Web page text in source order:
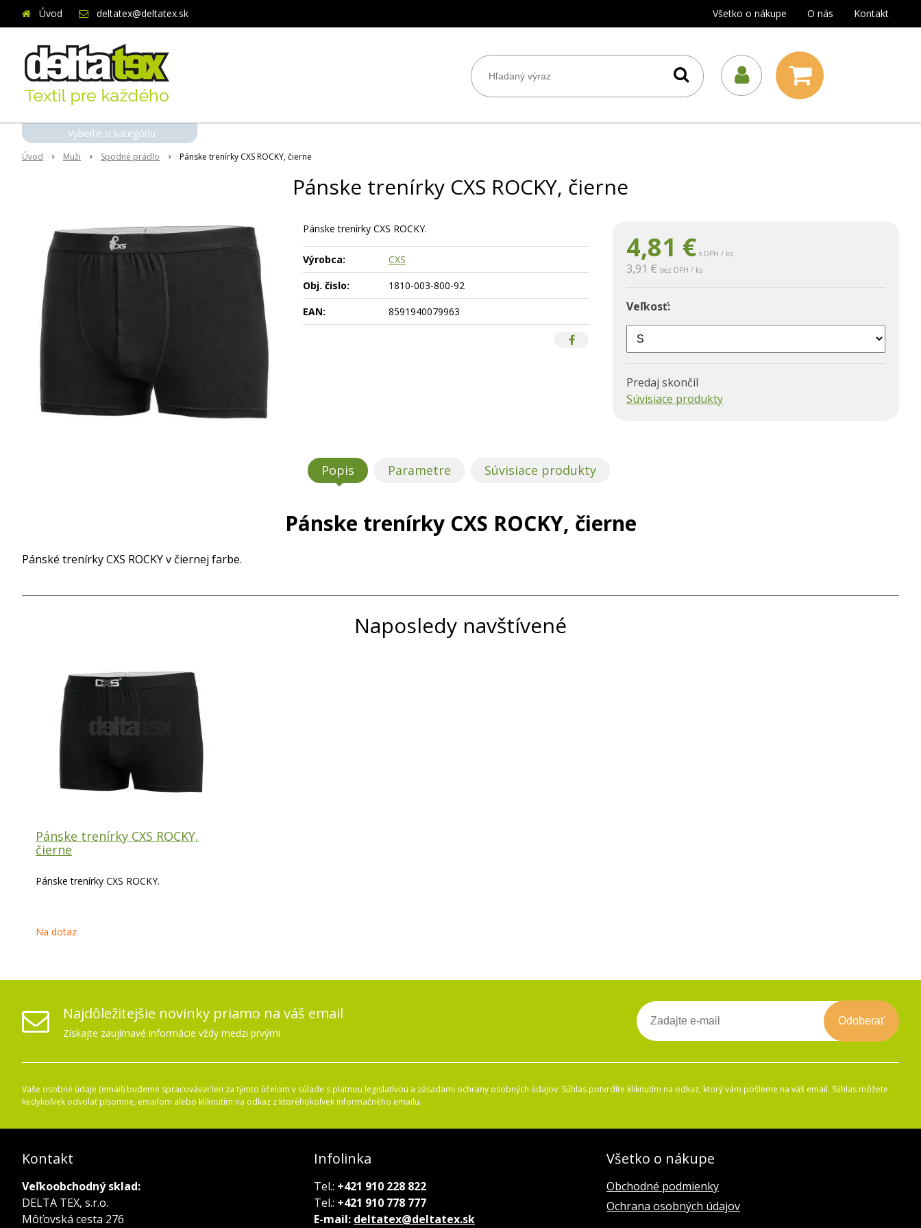
Úvod deltatex@deltatex.sk Všetko o nákupe O nás Kontakt
Úvod Muži Spodné prádlo Pánske trenírky CXS ROCKY, čierne
Pánske trenírky CXS ROCKY, čierne
4,81 € s DPH / ks
3,91 € bez DPH / ks
Veľkosť:
Predaj skončil
Súvisiace produkty
Pánske trenírky CXS ROCKY.
Výrobca:
CXS
Obj. čislo:
1810-003-800-92
EAN:
8591940079963
Popis Parametre Súvisiace produkty
Pánske trenírky CXS ROCKY, čierne
Pánské trenírky CXS ROCKY v čiernej farbe.
Naposledy navštívené
Pánske trenírky CXS ROCKY,
čierne
Pánske trenírky CXS ROCKY.
Na dotaz
Vyberte si kategóriu
Najdôležitejšie novinky priamo na váš email
Získajte zaujímavé informácie vždy medzi prvými
Odoberať
Vaše osobné údaje (email) budeme spracovávať len za týmto účelom v súlade s platnou legislatívou a zásadami ochrany osobných údajov. Súhlas potvrdíte kliknutím na odkaz, ktorý vám pošleme na váš email. Súhlas môžete
kedykoľvek odvolať písomne, emailom alebo kliknutím na odkaz z ktoréhokoľvek informačného emailu.
Kontakt
Veľkoobchodný sklad:
DELTA TEX, s.r.o.
Môťovská cesta 276
Infolinka
Tel.: +421 910 228 822
Tel.: +421 910 778 777
E-mail: deltatex@deltatex.sk
Všetko o nákupe
Obchodné podmienky
Ochrana osobných údajov